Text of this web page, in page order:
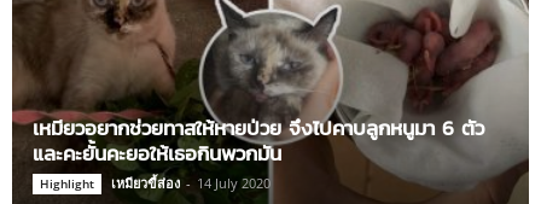
เหมียวอยากช่วยทาสให้หายป่วย จึงไปคาบลูกหนูมา 6 ตัว
และคะยั้นคะยอให้เธอกินพวกมัน
Highlight เหมียวขี้ส่อง - 14 July 2020